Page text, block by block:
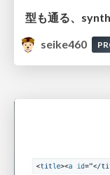
seike460